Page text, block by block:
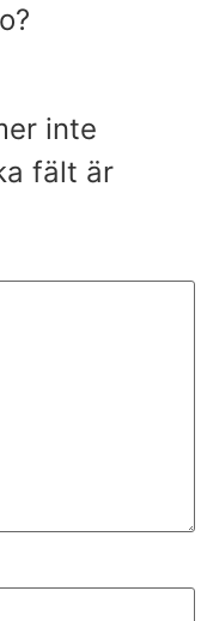
inte
fält är